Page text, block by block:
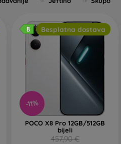
-11%
Besplatna dostava
POCO X8 Pro 12GB/512GB
bijeli
457,90 €